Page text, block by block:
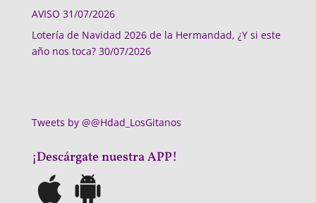
AVISO 31/07/2026
Lotería de Navidad 2026 de la Hermandad, ¿Y si este
año nos toca? 30/07/2026
Tweets by @@Hdad_LosGitanos
¡Descárgate nuestra APP!